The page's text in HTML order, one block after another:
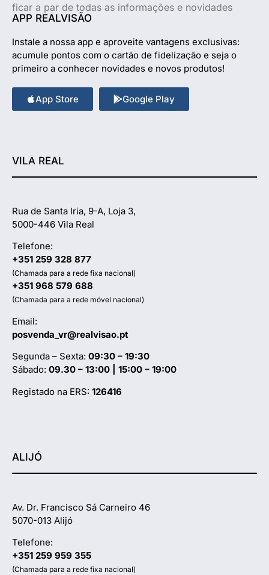
ficar a par de todas as informações e novidades
APP REALVISÃO
Instale a nossa app e aproveite vantagens exclusivas:
acumule pontos com o cartão de fidelização e seja o
primeiro a conhecer novidades e novos produtos!
App Store Google Play
VILA REAL
Rua de Santa Iria, 9-A, Loja 3,
5000-446 Vila Real
Telefone:
+351 259 328 877
(Chamada para a rede fixa nacional)
+351 968 579 688
(Chamada para a rede móvel nacional)
Email:
posvenda_vr@realvisao.pt
Segunda – Sexta: 09:30 – 19:30
Sábado: 09.30 – 13:00 | 15:00 – 19:00
Registado na ERS: 126416
ALIJÓ
Av. Dr. Francisco Sá Carneiro 46
5070-013 Alijó
Telefone:
+351 259 959 355
(Chamada para a rede fixa nacional)